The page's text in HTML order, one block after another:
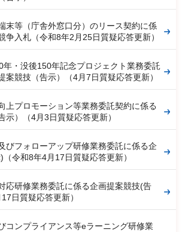
末等（庁舎外窓口分）のリース契約に係
争入札（令和8年2月25日質疑応答更新）
年・没後150年記念プロジェクト業務委託
案競技（告示）（4月7日質疑応答更新）
上プロモーション等業務委託契約に係る
示）（4月3日質疑応答更新）
びフォローアップ研修業務委託に係る企
令和8年4月17日質疑応答更新）
応研修業務委託に係る企画提案競技(告
日質疑応答更新）
コンプライアンス等eラーニング研修業